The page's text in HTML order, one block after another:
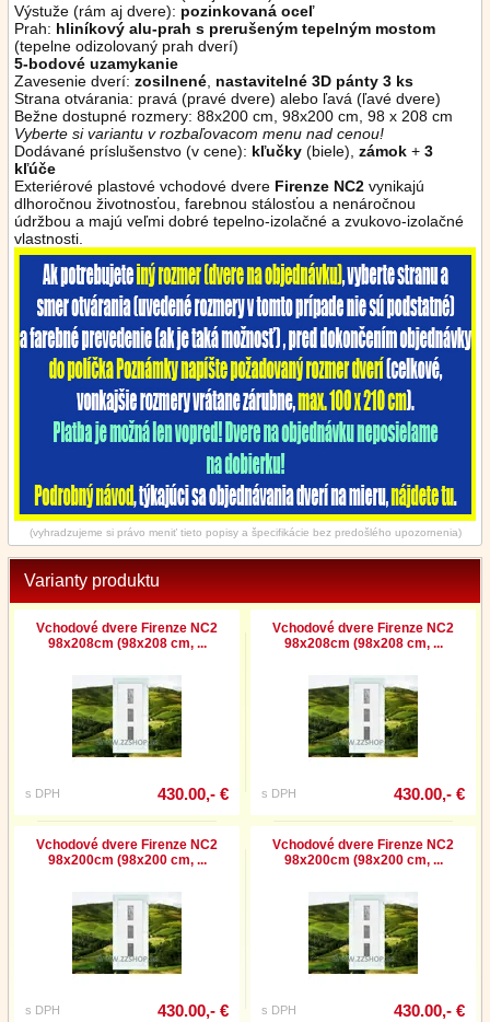
Výstuže (rám aj dvere): pozinkovaná oceľ
Prah: hliníkový alu-prah s prerušeným tepelným mostom
(tepelne odizolovaný prah dverí)
5-bodové uzamykanie
Zavesenie dverí: zosilnené nastavitelné 3D pánty 3 ks
Strana otvárania: pravá (pravé dvere) alebo ľavá (ľavé dvere)
Bežne dostupné rozmery: 88x200 cm, 98x200 cm, 98 x 208 cm
Vyberte si variantu v rozbaľovacom menu nad cenou!
Dodávané príslušenstvo (v cene): kľučky (biele), zámok + 3
kľúče
Exteriérové plastové vchodové dvere Firenze NC2 vynikajú
dlhoročnou životnosťou, farebnou stálosťou a nenáročnou
údržbou a majú veľmi dobré tepelno-izolačné a zvukovo-izolačné
vlastnosti.
(vyhradzujeme si právo meniť tieto popisy a špecifikácie bez predošlého upozornenia)
Varianty produktu
Vchodové dvere Firenze NC2
98x208cm (98x208 cm, ...
s DPH 430.00,- €
Vchodové dvere Firenze NC2
98x208cm (98x208 cm, ...
s DPH 430.00,- €
Vchodové dvere Firenze NC2
98x200cm (98x200 cm, ...
s DPH 430.00,- €
Vchodové dvere Firenze NC2
98x200cm (98x200 cm, ...
s DPH 430.00,- €